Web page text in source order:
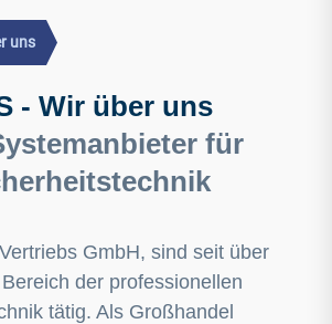
uns
- Wir über uns
für
GmbH, sind seit über
der professionellen
tätig. Als Großhandel